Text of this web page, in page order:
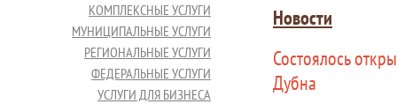
КОМПЛЕКСНЫЕ УСЛУГИ
МУНИЦИПАЛЬНЫЕ УСЛУГИ
РЕГИОНАЛЬНЫЕ УСЛУГИ
ФЕДЕРАЛЬНЫЕ УСЛУГИ
УСЛУГИ ДЛЯ БИЗНЕСА
Новости
Состоялось
Дубна